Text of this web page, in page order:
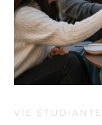
VIE ÉTUDIANTE